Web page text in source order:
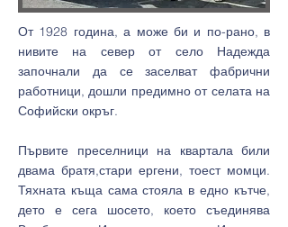
От 1928 година, а може би и по-рано, в
нивите на север от село Надежда
започнали да се заселват фабрични
работници, дошли предимно от селата на
Софийски окръг.
Първите преселници на квартала били
двама братя,стари ергени, тоест момци.
Тяхната къща сама стояла в едно кътче,
дето е сега шосето, което съединява